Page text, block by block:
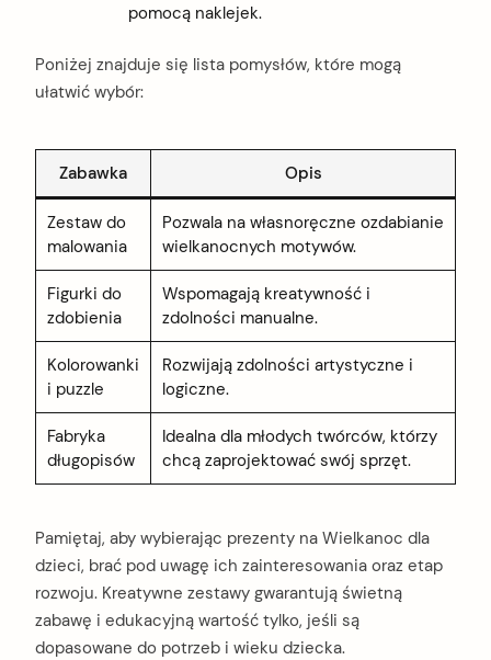
pomocą naklejek.
Poniżej znajduje się lista pomysłów, które mogą
ułatwić wybór:
Zabawka Opis
Zestaw do
malowania
Pozwala na własnoręczne ozdabianie
wielkanocnych motywów.
Figurki do
zdobienia
Wspomagają kreatywność i
zdolności manualne.
Kolorowanki
i puzzle
Rozwijają zdolności artystyczne i
logiczne.
Fabryka
długopisów
Idealna dla młodych twórców, którzy
chcą zaprojektować swój sprzęt.
Pamiętaj, aby wybierając prezenty na Wielkanoc dla
dzieci, brać pod uwagę ich zainteresowania oraz etap
rozwoju. Kreatywne zestawy gwarantują świetną
zabawę i edukacyjną wartość tylko, jeśli są
dopasowane do potrzeb i wieku dziecka.